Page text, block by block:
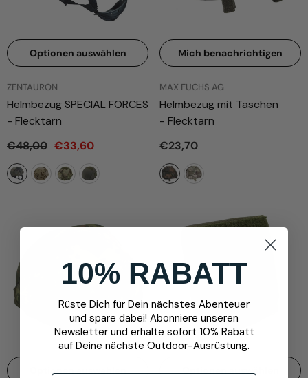
Optionen auswählen
ANBIETER:
ZENTAURON
Helmbezug SPECIAL FORCES
- Flecktarn
€48,00 €33,60
Mich benachrichtigen
ANBIETER:
MAX FUCHS AG
Helmbezug mit Taschen
- Flecktarn
€23,70
Optionen auswählen Optionen auswählen
10% RABATT
Rüste Dich für Dein nächstes Abenteuer
und spare dabei! Abonniere unseren
Newsletter und erhalte sofort 10% Rabatt
auf Deine nächste Outdoor-Ausrüstung.